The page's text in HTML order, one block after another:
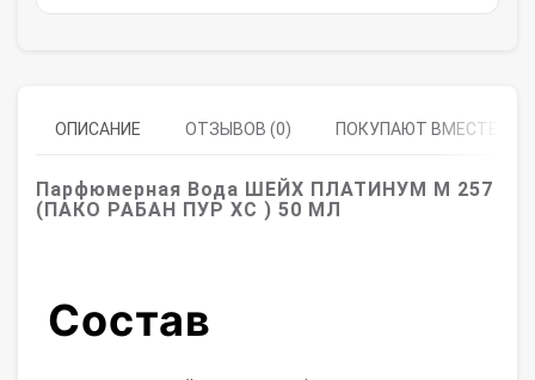
ОПИСАНИЕ ОТЗЫВОВ (0) ПОКУПАЮТ ВМЕСТЕ
Парфюмерная Вода ШЕЙХ ПЛАТИНУМ M 257
(ПАКО РАБАН ПУР ХС ) 50 МЛ
Состав